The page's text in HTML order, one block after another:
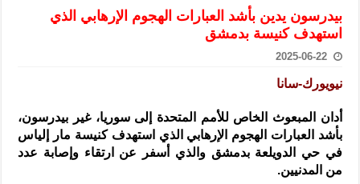
سوريا تبحث مع الإيسيسكو التعاون في البحث العلمي وحماية التراث
بيدرسون يدين بأشد العبارات الهجوم الإرهابي الذي
استهدف كنيسة بدمشق
2025-06-22
نيويورك-سانا
أدان المبعوث الخاص للأمم المتحدة إلى سوريا، غير بيدرسون،
بأشد العبارات الهجوم الإرهابي الذي استهدف كنيسة مار إلياس
في حي الدويلعة بدمشق والذي أسفر عن ارتقاء وإصابة عدد
من المدنيين.